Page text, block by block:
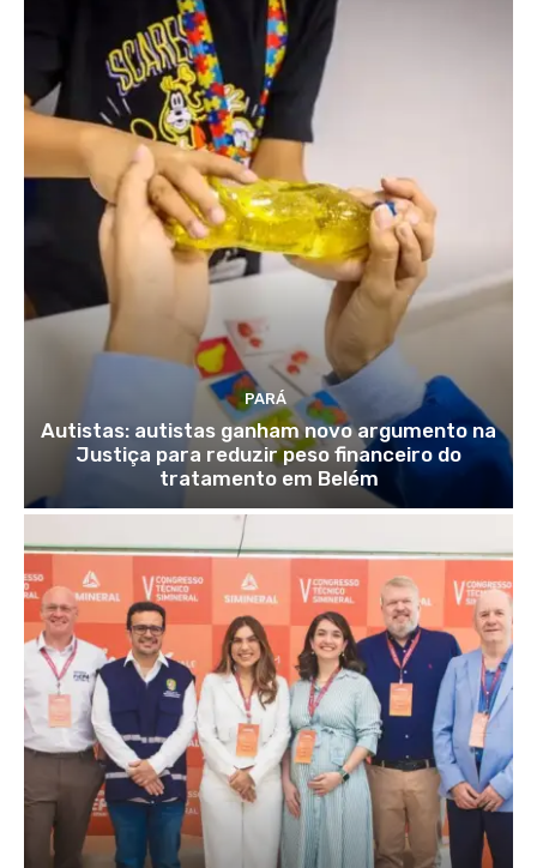
PARÁ
Autistas: autistas ganham novo argumento na
Justiça para reduzir peso financeiro do
tratamento em Belém